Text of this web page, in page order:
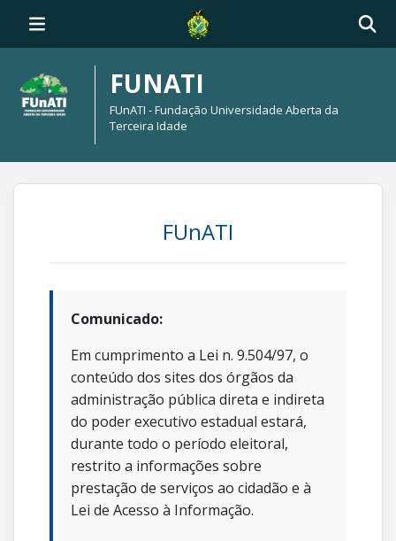
FUNATI
FUnATI - Fundação Universidade Aberta da
Terceira Idade
FUnATI
Comunicado:
Em cumprimento a Lei n. 9.504/97, o
conteúdo dos sites dos órgãos da
administração pública direta e indireta
do poder executivo estadual estará,
durante todo o período eleitoral,
restrito a informações sobre
prestação de serviços ao cidadão e à
Lei de Acesso à Informação.